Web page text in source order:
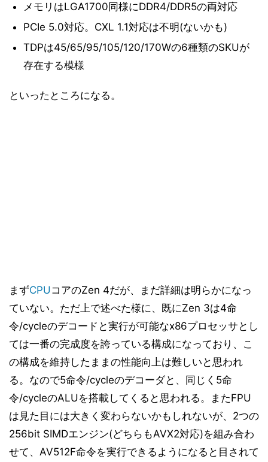
メモリはLGA1700同様にDDR4/DDR5の両対応
PCIe 5.0対応。CXL 1.1対応は不明(ないかも)
TDPは45/65/95/105/120/170Wの6種類のSKUが
存在する模様
といったところになる。
まずCPUコアのZen 4だが、まだ詳細は明らかになっ
ていない。ただ上で述べた様に、既にZen 3は4命
令/cycleのデコードと実行が可能なx86プロセッサとし
ては一番の完成度を誇っている構成になっており、こ
の構成を維持したままの性能向上は難しいと思われ
る。なので5命令/cycleのデコーダと、同じく5命
令/cycleのALUを搭載してくると思われる。またFPU
は見た目には大きく変わらないかもしれないが、2つの
256bit SIMDエンジン(どちらもAVX2対応)を組み合わ
せて、AV512F命令を実行できるようになると目されて